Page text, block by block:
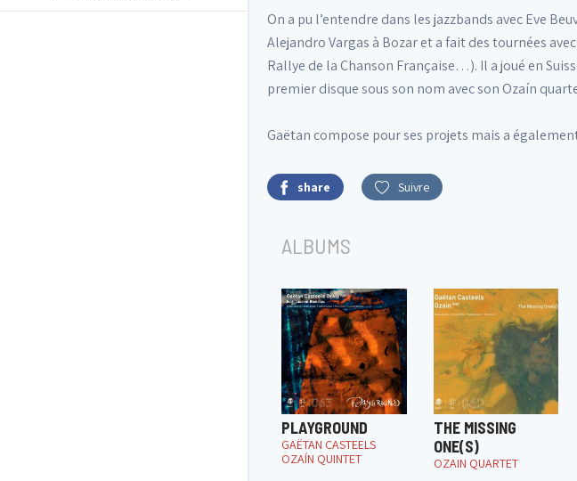
On a pu l’entendre dans les jazzbands avec Eve
Alejandro Vargas à Bozar et a fait des tournées
Rallye de la Chanson Française…). Il a joué en
premier disque sous son nom avec son Ozaín
Gaëtan compose pour ses projets mais a
share Suivre
ALBUMS
PLAYGROUND
GAËTAN CASTEELS
OZAÍN QUINTET
THE MISSING
ONE(S)
OZAIN QUARTET